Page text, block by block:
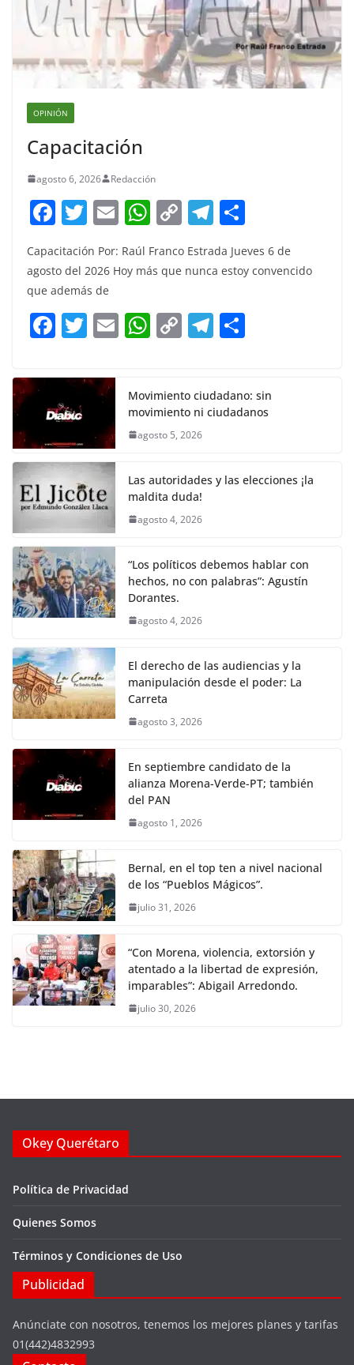
OPINIÓN
Capacitación
agosto 6, 2026 Redacción
F
a
c
e
b
o
k
T
itt
er
E
m
ai
W
at
A
p
C
p
Li
n
T
el
e
a
m
ar
e
Capacitación Por: Raúl Franco Estrada Jueves 6 de
agosto del 2026 Hoy más que nunca estoy convencido
que además de
F
c
e
b
o
o
k
T
itt
er
E W
s
A
p
C
y
Li
k
T
gr
a
e
Movimiento ciudadano: sin
movimiento ni ciudadanos
agosto 5, 2026
Las autoridades y las elecciones ¡la
maldita duda!
agosto 4, 2026
“Los políticos debemos hablar con
hechos, no con palabras”: Agustín
Dorantes.
agosto 4, 2026
El derecho de las audiencias y la
manipulación desde el poder: La
Carreta
agosto 3, 2026
En septiembre candidato de la
alianza Morena-Verde-PT; también
del PAN
agosto 1, 2026
Bernal, en el top ten a nivel nacional
de los “Pueblos Mágicos”.
julio 31, 2026
“Con Morena, violencia, extorsión y
atentado a la libertad de expresión,
imparables”: Abigail Arredondo.
julio 30, 2026
Okey Querétaro
Política de Privacidad
Quienes Somos
Términos y Condiciones de Uso
Publicidad
Anúnciate con nosotros, tenemos los mejores planes y tarifas
01(442)4832993